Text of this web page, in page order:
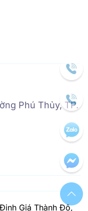
Phú Thủy, TP.
Giá Thành Đô,